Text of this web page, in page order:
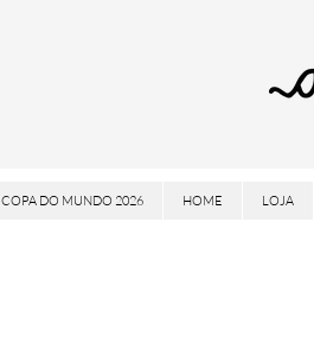
COPA DO MUNDO 2026 HOME LOJA